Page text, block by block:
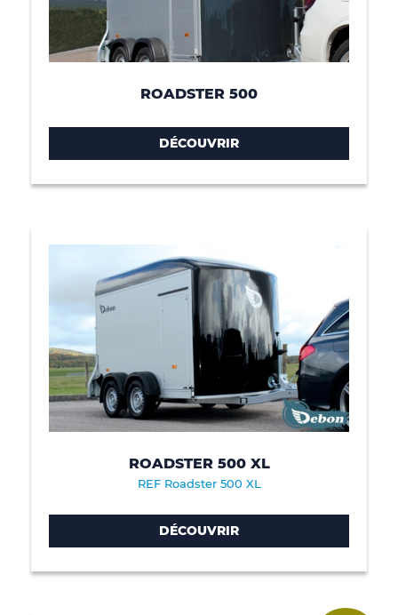
ROADSTER 500
DÉCOUVRIR
ROADSTER 500 XL
REF Roadster 500 XL
DÉCOUVRIR